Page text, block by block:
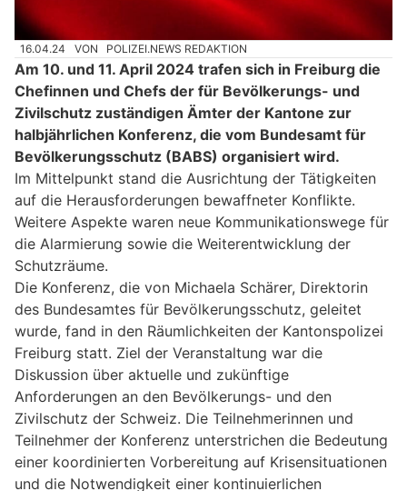
16.04.24 VON POLIZEI.NEWS REDAKTION
Am 10. und 11. April 2024 trafen sich in Freiburg die
Chefinnen und Chefs der für Bevölkerungs- und
Zivilschutz zuständigen Ämter der Kantone zur
halbjährlichen Konferenz, die vom Bundesamt für
Bevölkerungsschutz (BABS) organisiert wird.
Im Mittelpunkt stand die Ausrichtung der Tätigkeiten
auf die Herausforderungen bewaffneter Konflikte.
Weitere Aspekte waren neue Kommunikationswege für
die Alarmierung sowie die Weiterentwicklung der
Schutzräume.
Die Konferenz, die von Michaela Schärer, Direktorin
des Bundesamtes für Bevölkerungsschutz, geleitet
wurde, fand in den Räumlichkeiten der Kantonspolizei
Freiburg statt. Ziel der Veranstaltung war die
Diskussion über aktuelle und zukünftige
Anforderungen an den Bevölkerungs- und den
Zivilschutz der Schweiz. Die Teilnehmerinnen und
Teilnehmer der Konferenz unterstrichen die Bedeutung
einer koordinierten Vorbereitung auf Krisensituationen
und die Notwendigkeit einer kontinuierlichen